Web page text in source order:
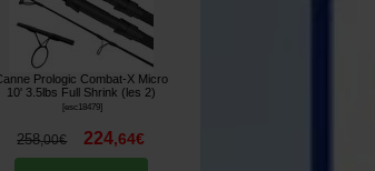
Prologic Combat-X Micro
10' 3.5lbs Full Shrink (les 2)
[esc18479]
258,00€ 224,64€